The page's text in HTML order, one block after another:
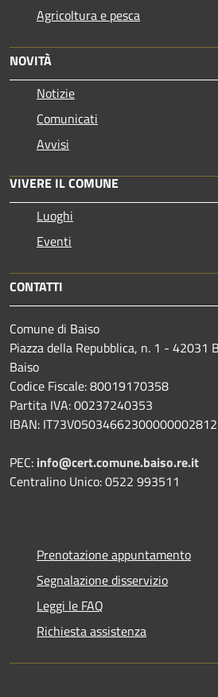
Agricoltura e pesca
NOVITÀ
Notizie
Comunicati
Avvisi
VIVERE IL COMUNE
Luoghi
Eventi
CONTATTI
Comune di Baiso
Piazza della Repubblica, n. 1 - 42031
Baiso
Codice Fiscale: 80019170358
Partita IVA: 00237240353
IBAN:
PEC: info@cert.comune.baiso.re.it
Centralino Unico: 0522 993511
Prenotazione appuntamento
Segnalazione disservizio
Leggi le FAQ
Richiesta assistenza